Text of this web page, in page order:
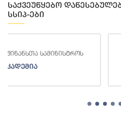
საქვეუწყებო
სსიპ-ები
საქართველოს
საფინანსო-